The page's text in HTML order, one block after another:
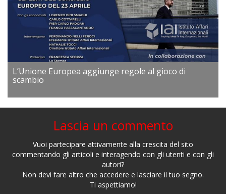
L’Unione Europea aggiunge regole al gioco di
scambio
Lascia un commento
Vuoi partecipare attivamente alla crescita del sito
commentando gli articoli e interagendo con gli utenti e con gli
autori?
Non devi fare altro che accedere e lasciare il tuo segno.
Ti aspettiamo!